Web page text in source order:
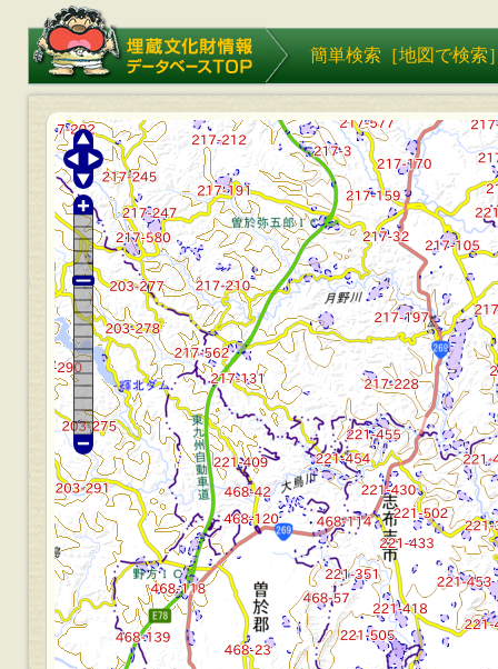
埋蔵文化財情報データベース
TOP
簡単検索［地図で検索